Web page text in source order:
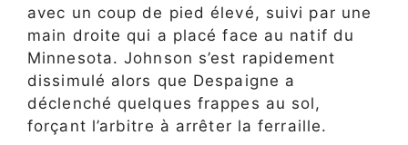
avec un coup de pied élevé, suivi par une
main droite qui a placé face au natif du
Minnesota. Johnson s’est rapidement
dissimulé alors que Despaigne a
déclenché quelques frappes au sol,
forçant l’arbitre à arrêter la ferraille.